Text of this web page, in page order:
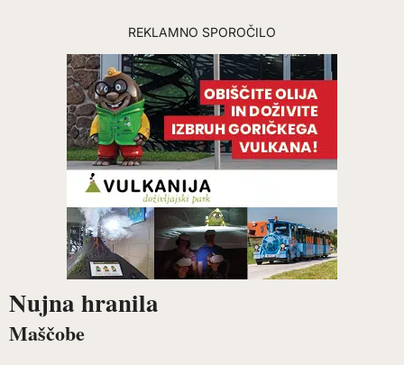
REKLAMNO SPOROČILO
Nujna hranila
Maščobe